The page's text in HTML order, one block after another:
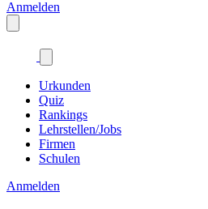
Anmelden
Urkunden
Quiz
Rankings
Lehrstellen/Jobs
Firmen
Schulen
Anmelden